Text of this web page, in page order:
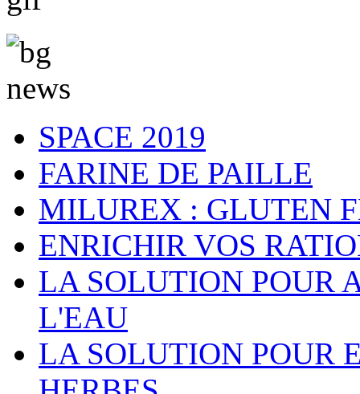
SPACE 2019
FARINE DE PAILLE
MILUREX : GLUTEN
ENRICHIR VOS
LA SOLUTION POUR
L'EAU
LA SOLUTION POUR